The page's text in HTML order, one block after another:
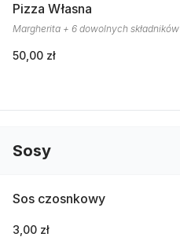
Pizza Własna
Margherita + 6 dowolnych składników
50,00 zł
Sosy
Sos czosnkowy
3,00 zł